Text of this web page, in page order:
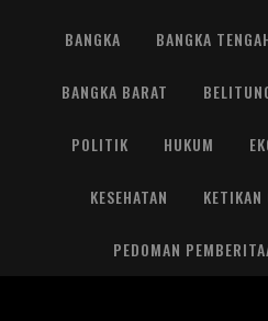
BANGKA BANGKA
BANGKA BARAT
POLITIK HUKUM
KESEHATAN
PEDOMAN